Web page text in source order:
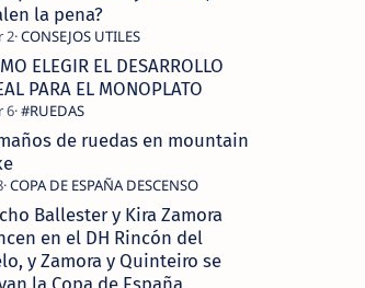
la pena?
ELEGIR EL DESARROLLO
PARA EL MONOPLATO
de ruedas en mountain
Ballester y Kira Zamora
en el DH Rincón del
y Zamora y Quinteiro se
la Copa de España